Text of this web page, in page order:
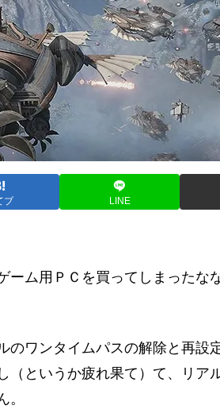
ブ LINE
ーム用ＰＣを買ってしまったな
のワンタイムパスの解除と再設
というか疲れ果て）て、リア
。